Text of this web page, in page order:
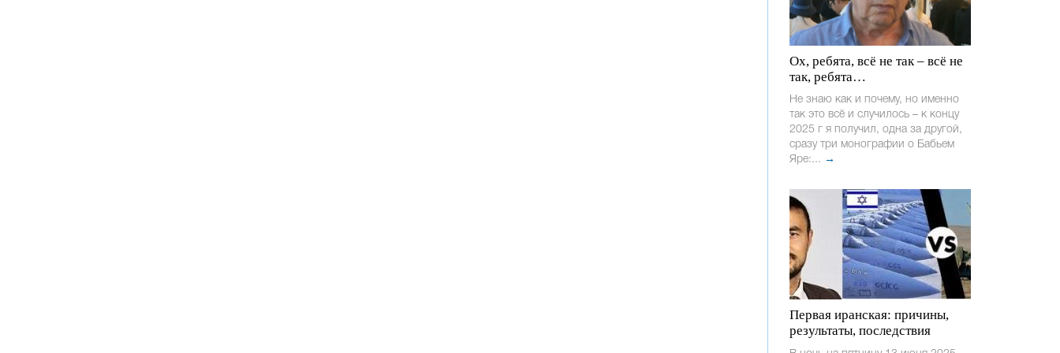
Ох, ребята, всё не так – всё не
так, ребята…
Не знаю как и почему, но именно
так это всё и случилось – к концу
2025 г я получил, одна за другой,
сразу три монографии о Бабьем
Яре:... →
Первая иранская: причины,
результаты, последствия